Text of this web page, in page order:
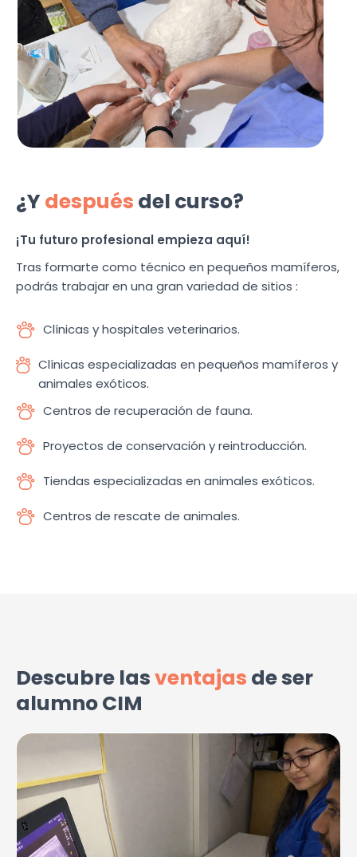
¿Ydespués del curso?
¡Tu futuro profesional empieza aquí!
Tras formarte como técnico en pequeños mamíferos,
podrás trabajar en una gran variedad de sitios :
Clínicas y hospitales veterinarios.
Clínicas especializadas en pequeños mamíferos y
animales exóticos.
Centros de recuperación de fauna.
Proyectos de conservación y reintroducción.
Tiendas especializadas en animales exóticos.
Centros de rescate de animales.
Descubre lasventajas de ser
alumno CIM